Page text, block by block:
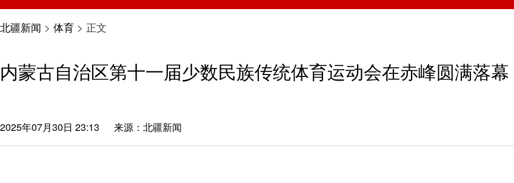
北疆新闻 > 体育 > 正文
内蒙古自治区第十一届少数民族传统体育运动会在赤峰圆满落幕
2025年07月30日 23:13 来源：北疆新闻